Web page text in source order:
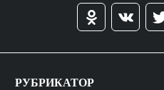
РУБРИКАТОР